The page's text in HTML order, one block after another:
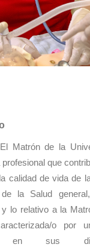
Matrón de la
que
calidad de vida de
la Salud
y lo relativo a la
o por
en sus